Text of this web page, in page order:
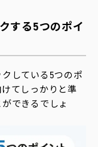
する5つのポイ
している5つのポ
てしっかりと準
できるでしょ